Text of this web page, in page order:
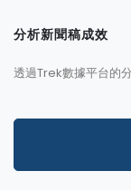
分析新聞稿成效
透過Trek數據平台的